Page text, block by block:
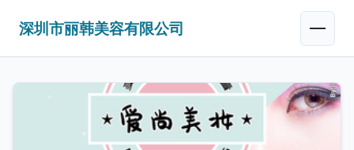
深圳市丽韩美容有限公司